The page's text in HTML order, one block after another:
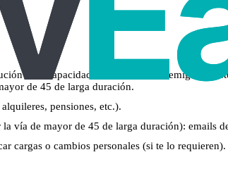
de incapacidad; o certificado de emigrante
de 45 de larga duración.
pensiones, etc.).
vía de mayor de 45 de larga duración): emails
cargas o cambios personales (si te lo requieren).